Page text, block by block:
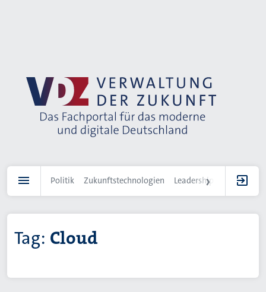
Politik Zukunftstechnologien Leadership IT-
Tag: Cloud